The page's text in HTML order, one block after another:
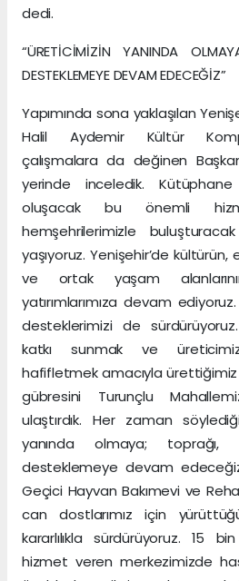
dedi.
“ÜRETİCİMİZİN YANINDA
DESTEKLEMEYE DEVAM EDECEĞİZ”
Yapımında sona yaklaşılan
Halil Aydemir Kültür
çalışmalara da değinen
yerinde inceledik.
oluşacak bu önemli
hemşehrilerimizle
yaşıyoruz. Yenişehir’de kültürün,
ve ortak yaşam
yatırımlarımıza devam
desteklerimizi de
katkı sunmak ve
hafifletmek amacıyla
gübresini Turunçlu
ulaştırdık. Her zaman
yanında olmaya;
desteklemeye devam
Geçici Hayvan Bakımevi ve
can dostlarımız için
kararlılıkla sürdürüyoruz. 15
hizmet veren merkezimizde